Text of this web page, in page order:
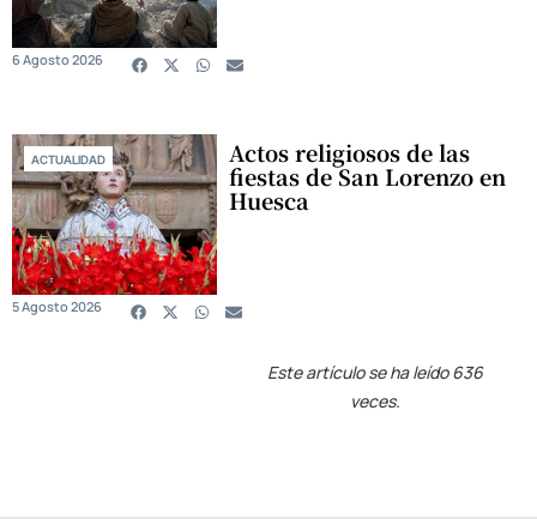
6 Agosto 2026
ACTUALIDAD Actos religiosos de las
fiestas de San Lorenzo en
Huesca
5 Agosto 2026
Este artículo se ha leído 636
veces.